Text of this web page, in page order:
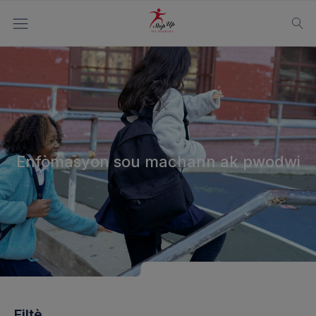
Enfòmasyon sou machann ak pwodwi